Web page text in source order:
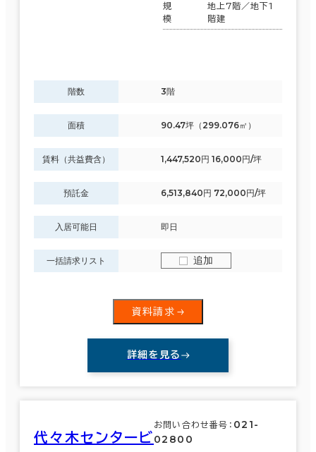
規
模
地上7階／地下1
階建
階数 3階
面積 90.47坪（299.076㎡）
賃料（共益費含） 1,447,520円 16,000円/坪
預託金 6,513,840円 72,000円/坪
入居可能日 即日
一括請求リスト 追加
資料請求
詳細を見る
代々木センタービ
お問い合わせ番号： 021-
02800